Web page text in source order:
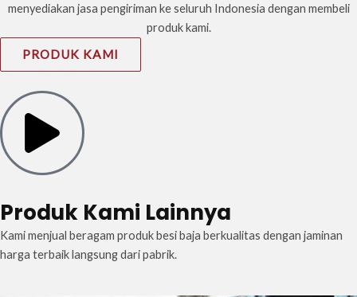
menyediakan jasa pengiriman ke seluruh Indonesia dengan membeli
produk kami.
PRODUK KAMI
Produk Kami Lainnya
Kami menjual beragam produk besi baja berkualitas dengan jaminan
harga terbaik langsung dari pabrik.